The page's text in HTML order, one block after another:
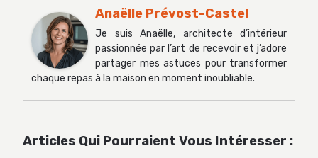
Anaëlle Prévost-Castel
Je suis Anaëlle, architecte d’intérieur
passionnée par l’art de recevoir et j’adore
partager mes astuces pour transformer
chaque repas à la maison en moment inoubliable.
Articles Qui Pourraient Vous Intéresser :